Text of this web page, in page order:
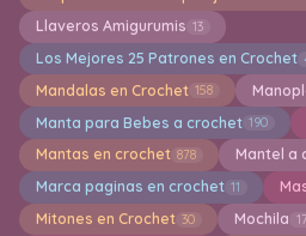
Llaveros Amigurumis 13
Los Mejores 25 Patrones en Crochet
Mandalas en Crochet 158
Manta para Bebes a crochet 190
Mantas en crochet 878 Mantel a
Marca paginas en crochet 11
Mitones en Crochet 30 Mochila 17